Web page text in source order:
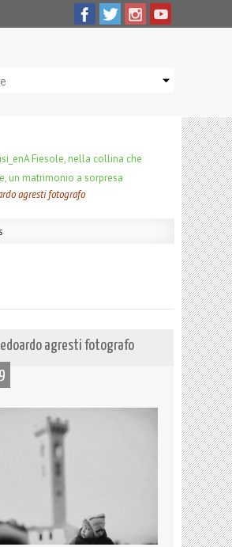
A Fiesole, nella collina che
un matrimonio a sorpresa
agresti fotografo
edoardo agresti fotografo